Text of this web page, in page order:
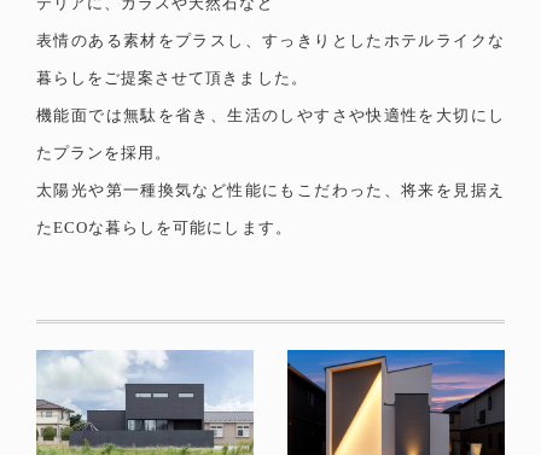
表情のある素材をプラスし、すっきりとしたホテルライクな
暮らしをご提案させて頂きました。
機能面では無駄を省き、生活のしやすさや快適性を大切にし
たプランを採用。
太陽光や第一種換気など性能にもこだわった、将来を見据え
たECOな暮らしを可能にします。